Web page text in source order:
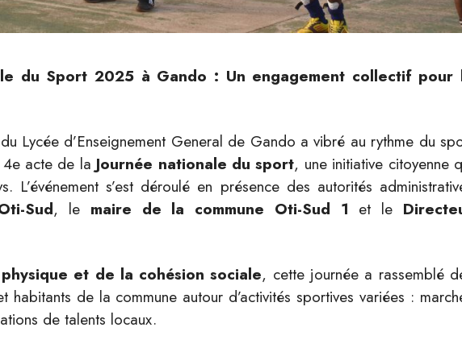
du Sport 2025 à Gando : Un engagement collectif pour
Lycée d’Enseignement General de Gando a vibré au rythme du
acte de la Journée nationale du sport, une initiative citoyenne
s’est déroulé en présence des autorités
Sud, le maire de la commune Oti-Sud 1 et le
et de la cohésion sociale, cette journée a rassemblé
habitants de la commune autour d’activités sportives variées :
de talents locaux.